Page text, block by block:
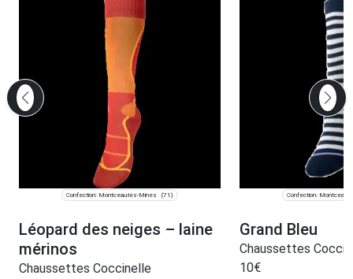
Confection: Montceau-les-Mines (71)
Léopard des neiges – laine
mérinos
Chaussettes Coccinelle
Confection: Montceau-
Grand Bleu
Chaussettes
10€